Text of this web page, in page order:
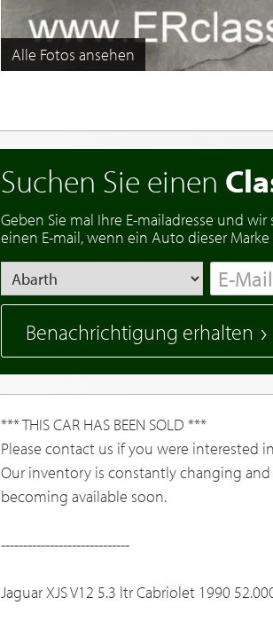
Alle Fotos ansehen
Suchen Sie einen
Geben Sie mal Ihre E-mailadresse und
einen E-mail, wenn ein Auto dieser Marke
Benachrichtigung erhalten
*** THIS CAR HAS BEEN SOLD ***
Please contact us if you were interested
Our inventory is constantly changing
becoming available soon.
-----------------------------
Jaguar XJS V12 5.3 ltr Cabriolet 1990